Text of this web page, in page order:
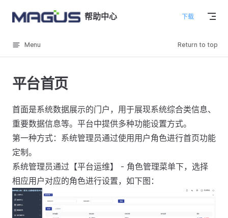
Skip to content 帮助中心 下载
Menu Return to top
平台首页
首面是系统数据展示的门户，用于展现系统综合类信息、
重要数据信息等。平台中提供多种功能设置方式。
第一种方式：系统管理员通过使用用户角色进行首页功能
定制。
系统管理员通过【平台运维】 - 角色管理菜单下，选择
相应用户对应的角色进行设置，如下图：